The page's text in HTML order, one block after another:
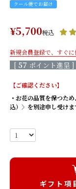
生花×プリザ
枯れないバラと生花
レッド
枯れないバラと生花
きせかえローズ(エク
りのサシェ付き
そのまま飾れるブー
クール便でお届け
¥5,700税込
新規会員登録で、すぐ
[ 57 ポイント進呈 ]
【ご確認ください】
・お花の品質を保つた
込）〉を別途申し受けま
ギフト項